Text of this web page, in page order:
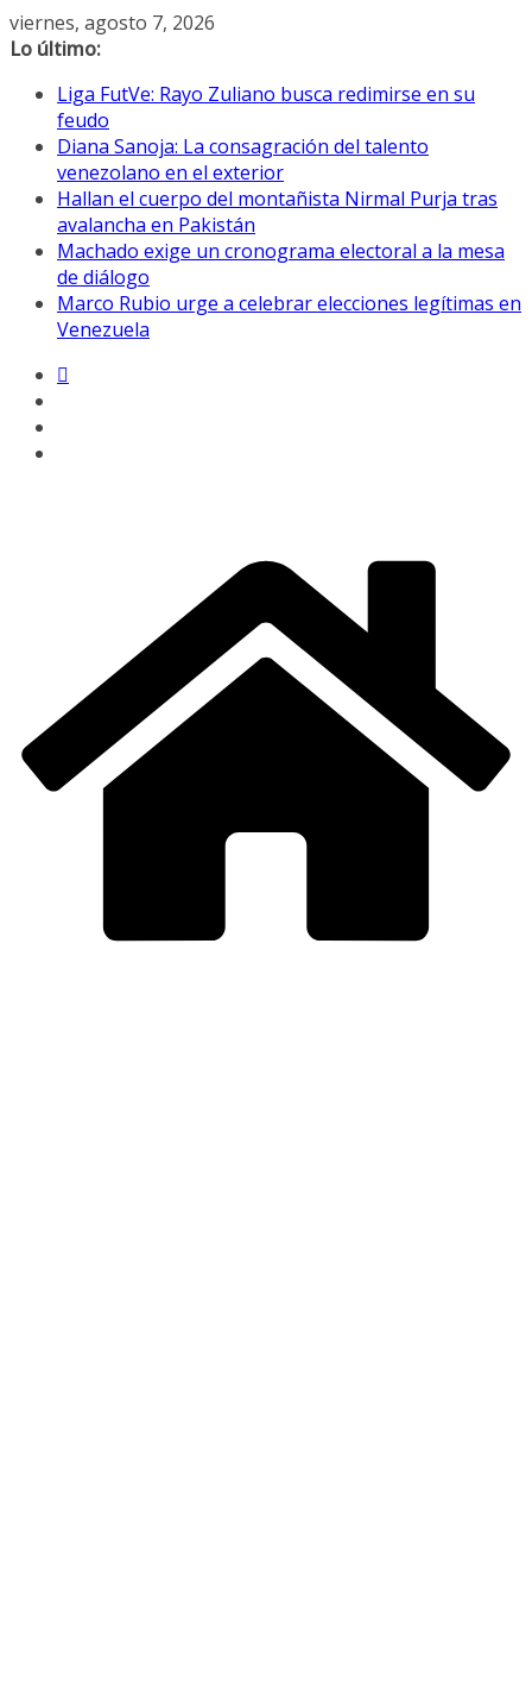
Saltar
al
viernes, agosto 7, 2026
Lo último:
Liga FutVe: Rayo Zuliano busca redimirse en su
feudo
Diana Sanoja: La consagración del talento
venezolano en el exterior
Hallan el cuerpo del montañista Nirmal Purja tras
avalancha en Pakistán
Machado exige un cronograma electoral a la mesa
de diálogo
Marco Rubio urge a celebrar elecciones legítimas en
Venezuela